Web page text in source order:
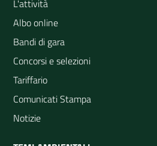
L'attività
Albo online
Bandi di gara
Concorsi e selezioni
Tariffario
Comunicati Stampa
Notizie